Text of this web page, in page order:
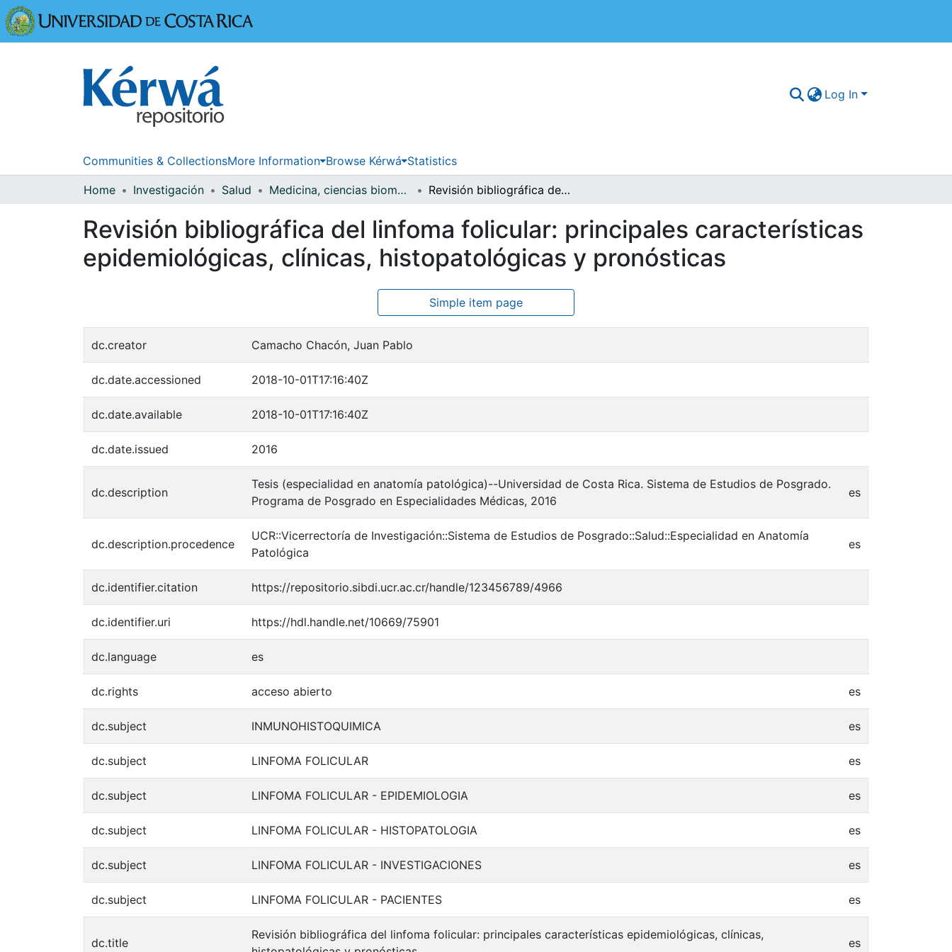
Log In
Communities & CollectionsMore Information Browse Kérwá Statistics
Home Investigación Salud Medicina, ciencias biomédicas y salud pública Revisión bibliográfica del linfoma folicular: principales características epidemiológicas, clínicas, histopatológicas y pronósticas
Revisión bibliográfica del linfoma folicular: principales características
epidemiológicas, clínicas, histopatológicas y pronósticas
Simple item page
dc.creator Camacho Chacón, Juan Pablo
dc.date.accessioned 2018-10-01T17:16:40Z
dc.date.available 2018-10-01T17:16:40Z
dc.date.issued 2016
dc.description
Tesis (especialidad en anatomía patológica)--Universidad de Costa Rica. Sistema de Estudios de Posgrado.
Programa de Posgrado en Especialidades Médicas, 2016
es
dc.description.procedence
UCR::Vicerrectoría de Investigación::Sistema de Estudios de Posgrado::Salud::Especialidad en Anatomía
Patológica
es
dc.identifier.citation https://repositorio.sibdi.ucr.ac.cr/handle/123456789/4966
dc.identifier.uri https://hdl.handle.net/10669/75901
dc.language es
dc.rights acceso abierto es
dc.subject INMUNOHISTOQUIMICA es
dc.subject LINFOMA FOLICULAR es
dc.subject LINFOMA FOLICULAR - EPIDEMIOLOGIA es
dc.subject LINFOMA FOLICULAR - HISTOPATOLOGIA es
dc.subject LINFOMA FOLICULAR - INVESTIGACIONES es
dc.subject LINFOMA FOLICULAR - PACIENTES es
dc.title
Revisión bibliográfica del linfoma folicular: principales características epidemiológicas, clínicas,
es